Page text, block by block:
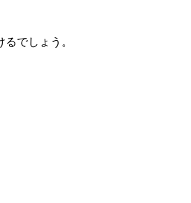
でしょう。